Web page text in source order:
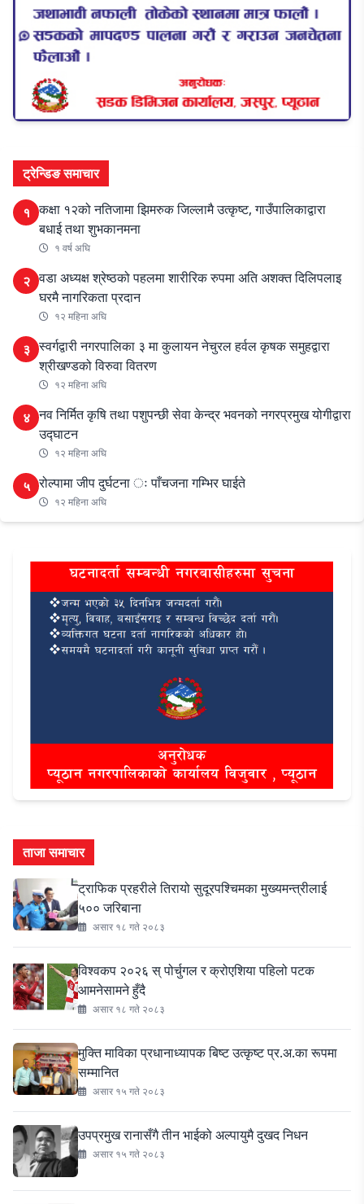
ट्रेन्डिङ समाचार
१ कक्षा १२को नतिजामा झिमरुक जिल्लामै उत्कृष्ट, गाउँपालिकाद्वारा
बधाई तथा शुभकानमना
१ वर्ष अघि
२ वडा अध्यक्ष श्रेष्ठको पहलमा शारीरिक रुपमा अति अशक्त दिलिपलाइ
घरमै नागरिकता प्रदान
१२ महिना अघि
३ स्वर्गद्वारी नगरपालिका ३ मा कुलायन नेचुरल हर्वल कृषक समुहद्वारा
श्रीखण्डको विरुवा वितरण
१२ महिना अघि
४ नव निर्मित कृषि तथा पशुपन्छी सेवा केन्द्र भवनको नगरप्रमुख योगीद्वारा
उद्घाटन
१२ महिना अघि
५ रोल्पामा जीप दुर्घटना ः पाँचजना गम्भिर घाईते
१२ महिना अघि
ताजा समाचार
ट्राफिक प्रहरीले तिरायो सुदूरपश्चिमका मुख्यमन्त्रीलाई
५०० जरिबाना
असार १८ गते २०८३
विश्वकप २०२६ स् पोर्चुगल र क्रोएशिया पहिलो पटक
आमनेसामने हुँदै
असार १८ गते २०८३
मुक्ति माविका प्रधानाध्यापक बिष्ट उत्कृष्ट प्र.अ.का रूपमा
सम्मानित
असार १५ गते २०८३
उपप्रमुख रानासँगै तीन भाईको अल्पायुमै दुखद निधन
असार १५ गते २०८३